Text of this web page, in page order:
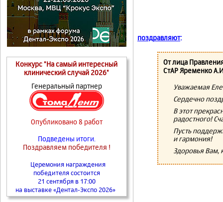
Конкурс "На самый интересный
клинический случай 2026"
Генеральный партнер
Опубликовано 8 работ
Подведены итоги.
Поздравляем победителя !
Церемония награждения
победителя состоится
21 сентября в 17:00
на выставке «Дентал-Экспо 2026»
поздравляют:
От лица
СтАР Яременко
Уважаемая
Сердечно
В этот
радостного!
Пусть
и гармония!
Здоровья Вам,